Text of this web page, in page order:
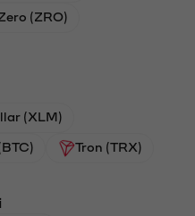
(ZRO)
(XLM)
Tron (TRX)